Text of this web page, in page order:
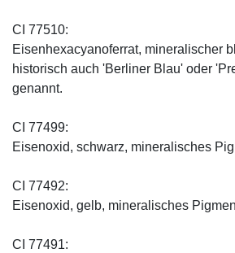
CI 77510:
Eisenhexacyanoferrat, mineralischer
historisch auch 'Berliner Blau' oder
genannt.
CI 77499:
Eisenoxid, schwarz, mineralisches
CI 77492:
Eisenoxid, gelb, mineralisches
CI 77491: